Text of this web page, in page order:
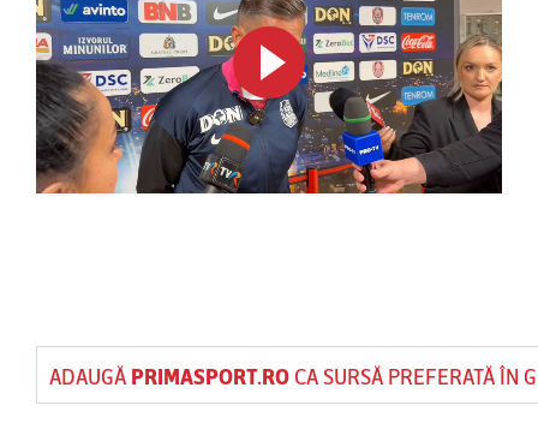
ADAUGĂ PRIMASPORT.ROCA SURSĂ PREFERATĂ ÎN